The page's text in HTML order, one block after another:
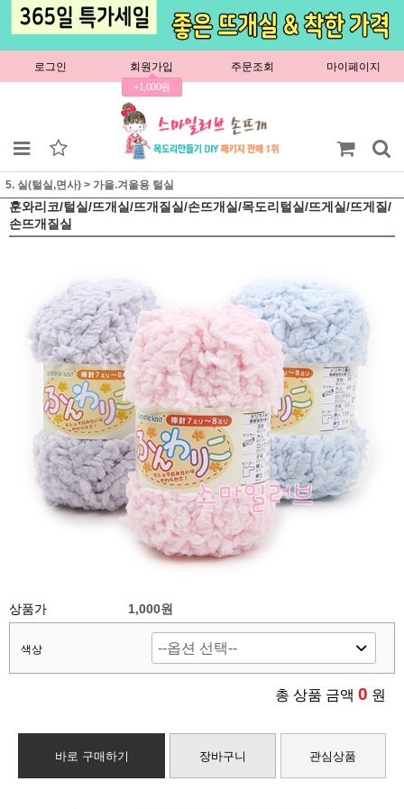
로그인 회원가입
+1,000원
주문조회 마이페이지
5. 실(털실,면사) > 가을.겨울용 털실
훈와리코/털실/뜨개실/뜨개질실/손뜨개실/목도리털실/뜨게실/뜨게질/
손뜨개질실
상품가 1,000원
색상
총 상품 금액 0 원
바로 구매하기 장바구니 관심상품